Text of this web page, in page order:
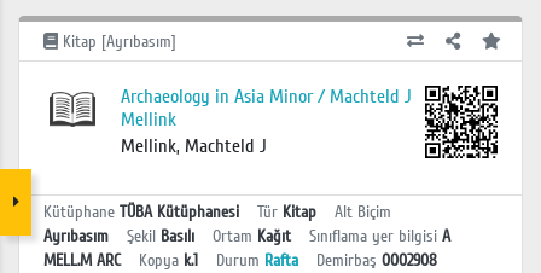
Kitap [Ayrıbasım]
Archaeology in Asia Minor / Machteld J
Mellink
Mellink, Machteld J
Kütüphane TÜBA Kütüphanesi Tür Kitap
Alt Biçim
Ayrıbasım
Şekil Basılı Ortam Kağıt Sınıflama yer bilgisi A
MELL.M ARC
Kopya k.1 Durum Rafta Demirbaş 0002908